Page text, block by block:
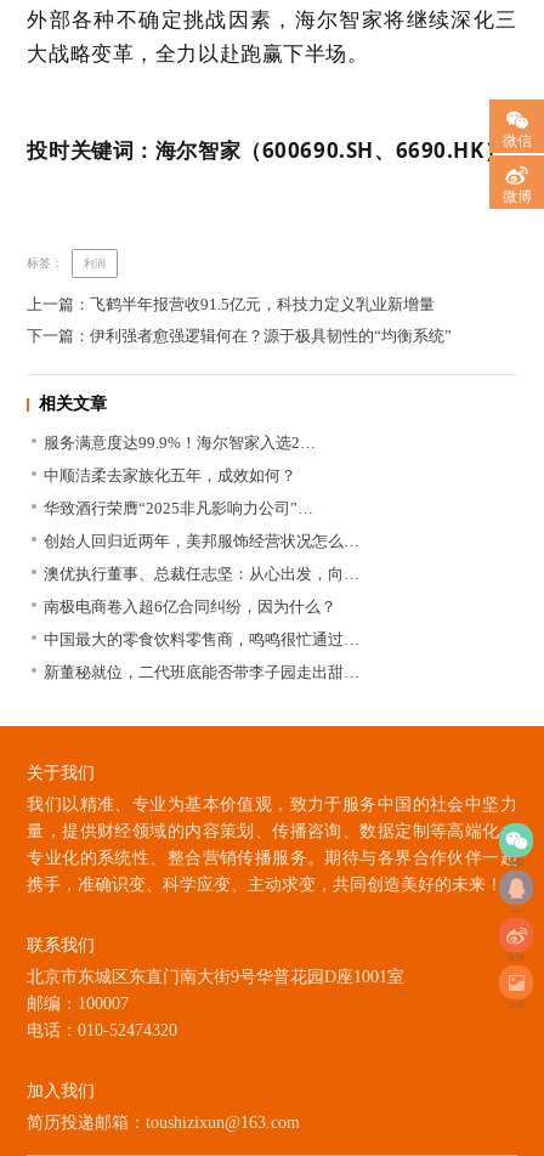
微信
qq
微博
海报
外部各种不确定挑战因素，海尔智家将继续深化三
大战略变革，全力以赴跑赢下半场。
投时关键词：海尔智家（600690.SH、6690.HK）
标签： 利润
上一篇：飞鹤半年报营收91.5亿元，科技力定义乳业新增量
下一篇：伊利强者愈强逻辑何在？源于极具韧性的“均衡系统”
相关文章
服务满意度达99.9%！海尔智家入选2…
中顺洁柔去家族化五年，成效如何？
华致酒行荣膺“2025非凡影响力公司”…
创始人回归近两年，美邦服饰经营状况怎么…
澳优执行董事、总裁任志坚：从心出发，向…
南极电商卷入超6亿合同纠纷，因为什么？
中国最大的零食饮料零售商，鸣鸣很忙通过…
新董秘就位，二代班底能否带李子园走出甜…
关于我们
我们以精准、专业为基本价值观，致力于服务中国的社会中坚力
量，提供财经领域的内容策划、传播咨询、数据定制等高端化、
专业化的系统性、整合营销传播服务。期待与各界合作伙伴一起
携手，准确识变、科学应变、主动求变，共同创造美好的未来！
联系我们
北京市东城区东直门南大街9号华普花园D座1001室
邮编：100007
电话：010-52474320
加入我们
简历投递邮箱：toushizixun@163.com
微信
微博